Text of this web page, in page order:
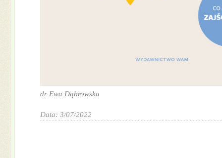
dr Ewa Dąbrowska
Data: 3/07/2022